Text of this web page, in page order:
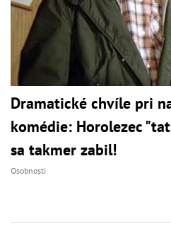
Dramatické chvíle pri
komédie: Horolezec
sa takmer zabil!
Osobnosti